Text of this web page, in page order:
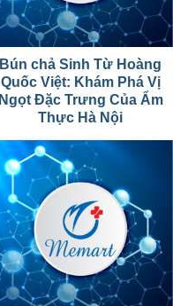
Bún chả Sinh Từ Hoàng
Quốc Việt: Khám Phá Vị
Ngọt Đặc Trưng Của Ẩm
Thực Hà Nội